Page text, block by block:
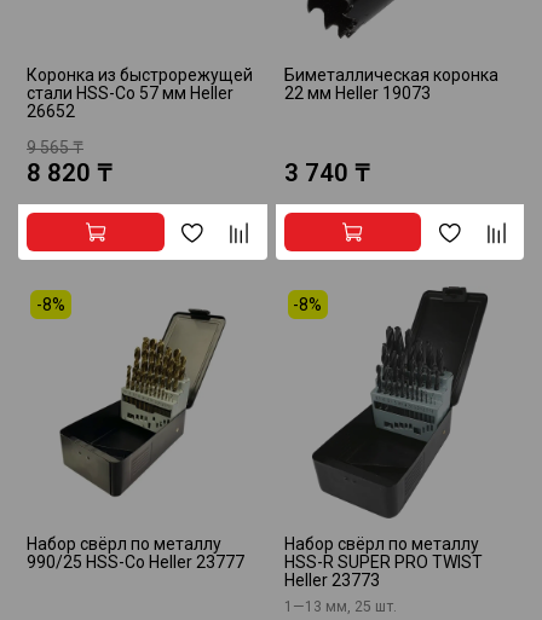
Коронка из быстрорежущей
стали HSS-Co 57 мм Heller
26652
9 565 ₸
8 820 ₸
Биметаллическая коронка
22 мм Heller 19073
3 740 ₸
-8%
Набор свёрл по металлу
990/25 HSS-Co Heller 23777
-8%
Набор свёрл по металлу
HSS-R SUPER PRO TWIST
Heller 23773
1—13 мм, 25 шт.